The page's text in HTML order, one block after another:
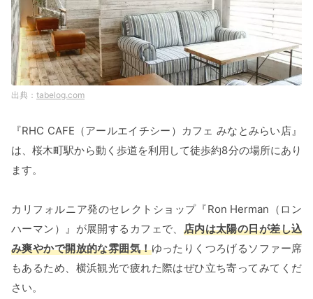
tabelog.com
『RHC CAFE（アールエイチシー）カフェ みなとみらい店』
は、桜木町駅から動く歩道を利用して徒歩約8分の場所にあり
ます。
カリフォルニア発のセレクトショップ『Ron Herman（ロン
ハーマン）』が展開するカフェで、 店内は太陽の日が差し込
み爽やかで開放的な雰囲気！ゆったりくつろげるソファー席
もあるため、横浜観光で疲れた際はぜひ立ち寄ってみてくだ
さい。